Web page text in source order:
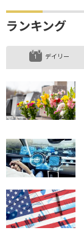
ランキング
デイリー